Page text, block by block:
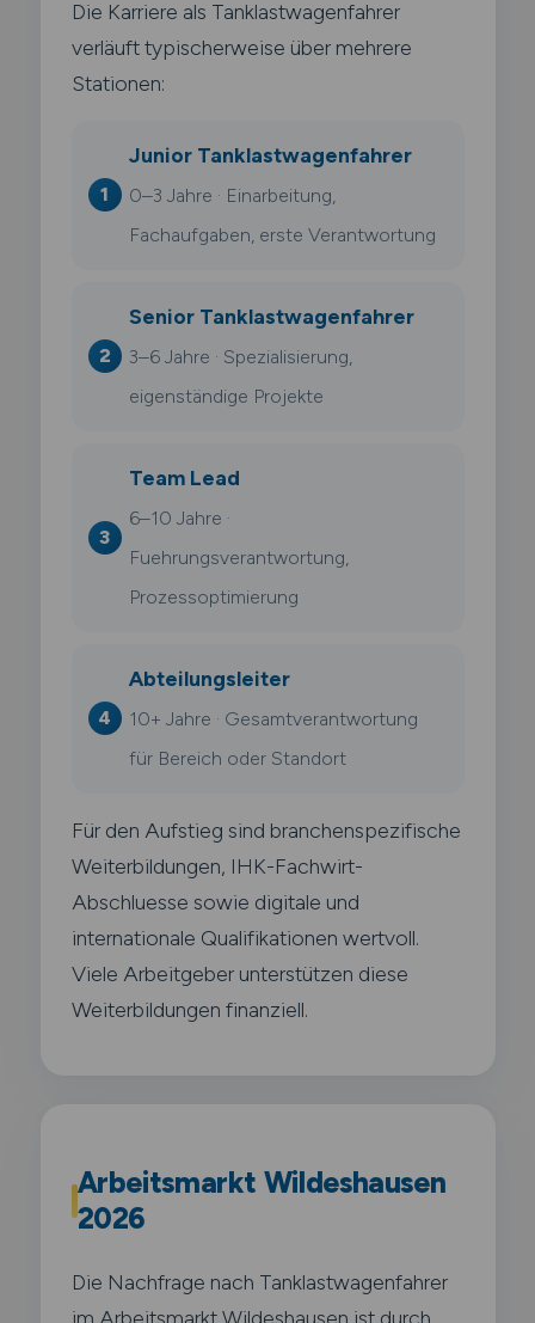
Die Karriere als Tanklastwagenfahrer
verläuft typischerweise über mehrere
Stationen:
Junior Tanklastwagenfahrer
0–3 Jahre · Einarbeitung,
Fachaufgaben, erste Verantwortung
Senior Tanklastwagenfahrer
3–6 Jahre · Spezialisierung,
eigenständige Projekte
Team Lead
6–10 Jahre ·
Fuehrungsverantwortung,
Prozessoptimierung
Abteilungsleiter
10+ Jahre · Gesamtverantwortung
für Bereich oder Standort
Für den Aufstieg sind branchenspezifische
Weiterbildungen, IHK-Fachwirt-
Abschluesse sowie digitale und
internationale Qualifikationen wertvoll.
Viele Arbeitgeber unterstützen diese
Weiterbildungen finanziell.
Arbeitsmarkt Wildeshausen
2026
Die Nachfrage nach Tanklastwagenfahrer
im Arbeitsmarkt Wildeshausen ist durch